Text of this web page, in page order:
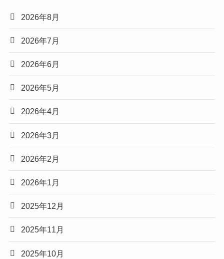
2026年8月
2026年7月
2026年6月
2026年5月
2026年4月
2026年3月
2026年2月
2026年1月
2025年12月
2025年11月
2025年10月